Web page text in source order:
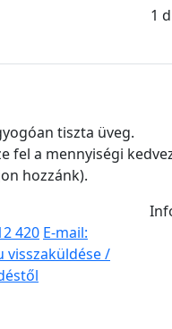
1
tiszta üveg.
fel a mennyiségi
hozzánk).
420 E-mail:
visszaküldése /